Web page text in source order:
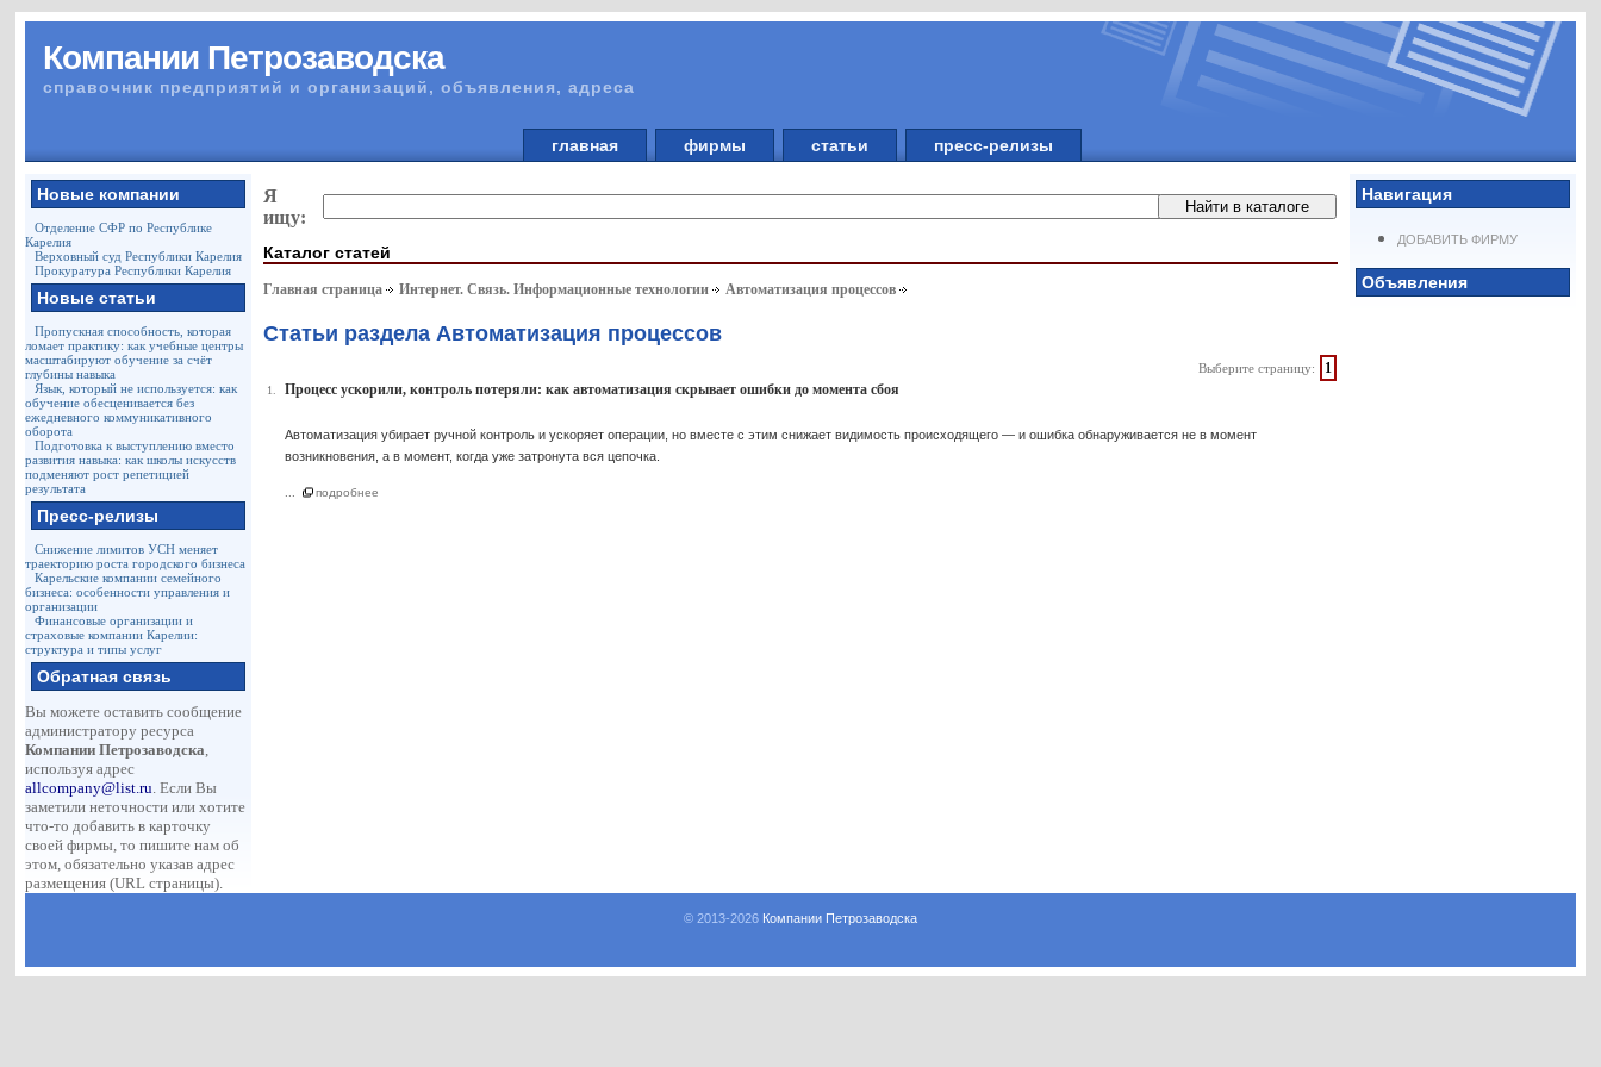
Компании Петрозаводска
справочник предприятий и организаций, объявления, адреса
главная фирмы статьи пресс-релизы
Новые компании
Отделение СФР по Республике
Карелия
Верховный суд Республики Карелия
Прокуратура Республики Карелия
Новые статьи
Пропускная способность, которая
ломает практику: как учебные центры
масштабируют обучение за счёт
глубины навыка
Язык, который не используется: как
обучение обесценивается без
ежедневного коммуникативного
оборота
Подготовка к выступлению вместо
развития навыка: как школы искусств
подменяют рост репетицией
результата
Пресс-релизы
Снижение лимитов УСН меняет
траекторию роста городского бизнеса
Карельские компании семейного
бизнеса: особенности управления и
организации
Финансовые организации и
страховые компании Карелии:
структура и типы услуг
Обратная связь
Вы можете оставить сообщение
администратору ресурса
Компании Петрозаводска,
используя адрес
allcompany@list.ru. Если Вы
заметили неточности или хотите
что-то добавить в карточку
своей фирмы, то пишите нам об
этом, обязательно указав адрес
размещения (URL страницы).
Навигация
ДОБАВИТЬ ФИРМУ
Объявления
Я
ищу:
Каталог статей
Главная страница Интернет. Связь. Информационные технологии Автоматизация процессов
Статьи раздела Автоматизация процессов
Выберите страницу: 1
1. Процесс ускорили, контроль потеряли: как автоматизация скрывает ошибки до момента сбоя
Автоматизация убирает ручной контроль и ускоряет операции, но вместе с этим снижает видимость происходящего — и ошибка обнаруживается не в момент
возникновения, а в момент, когда уже затронута вся цепочка.
подробнее
© 2013-2026 Компании Петрозаводска